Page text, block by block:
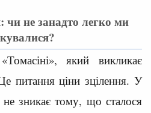
чи не занадто легко ми
який викликає
питання ціни зцілення. У
зникає тому, що сталося